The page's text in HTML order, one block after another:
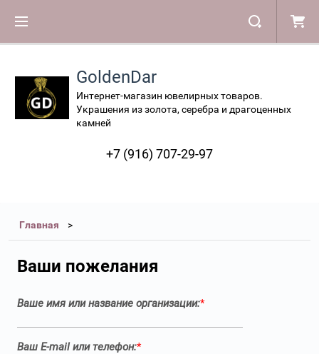
GoldenDar
Интернет-магазин ювелирных товаров.
Украшения из золота, серебра и драгоценных
камней
+7 (916) 707-29-97
Главная
Ваши пожелания
Ваше имя или название организации:*
Ваш E-mail или телефон:*